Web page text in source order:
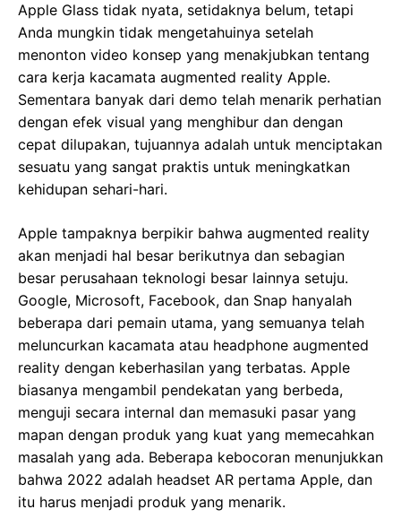
Apple Glass tidak nyata, setidaknya belum, tetapi
Anda mungkin tidak mengetahuinya setelah
menonton video konsep yang menakjubkan tentang
cara kerja kacamata augmented reality Apple.
Sementara banyak dari demo telah menarik perhatian
dengan efek visual yang menghibur dan dengan
cepat dilupakan, tujuannya adalah untuk menciptakan
sesuatu yang sangat praktis untuk meningkatkan
kehidupan sehari-hari.
Apple tampaknya berpikir bahwa augmented reality
akan menjadi hal besar berikutnya dan sebagian
besar perusahaan teknologi besar lainnya setuju.
Google, Microsoft, Facebook, dan Snap hanyalah
beberapa dari pemain utama, yang semuanya telah
meluncurkan kacamata atau headphone augmented
reality dengan keberhasilan yang terbatas. Apple
biasanya mengambil pendekatan yang berbeda,
menguji secara internal dan memasuki pasar yang
mapan dengan produk yang kuat yang memecahkan
masalah yang ada. Beberapa kebocoran menunjukkan
bahwa 2022 adalah headset AR pertama Apple, dan
itu harus menjadi produk yang menarik.